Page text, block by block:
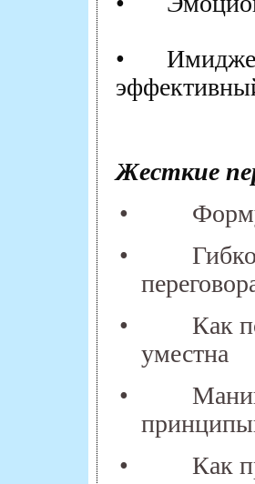
•
Жесткие
•
•
•
Как
уместна
•
•
Как